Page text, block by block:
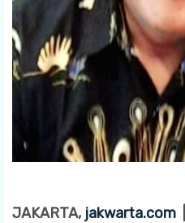
JAKARTA, jakwarta.com